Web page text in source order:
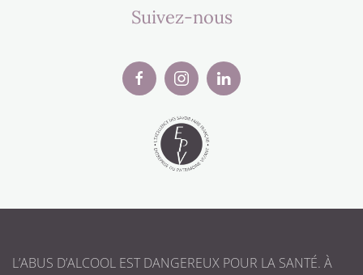
Suivez-nous
L’ABUS D’ALCOOL EST DANGEREUX POUR LA SANTÉ. À